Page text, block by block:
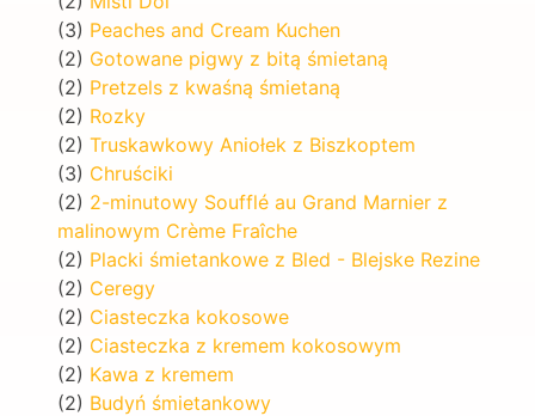
(3) Peaches and Cream Kuchen
(2) Gotowane pigwy z bitą śmietaną
(2) Pretzels z kwaśną śmietaną
(2) Rozky
(2) Truskawkowy Aniołek z Biszkoptem
(3) Chruściki
(2) 2-minutowy Soufflé au Grand Marnier z
malinowym Crème Fraîche
(2) Placki śmietankowe z Bled - Blejske Rezine
(2) Ceregy
(2) Ciasteczka kokosowe
(2) Ciasteczka z kremem kokosowym
(2) Kawa z kremem
(2) Budyń śmietankowy